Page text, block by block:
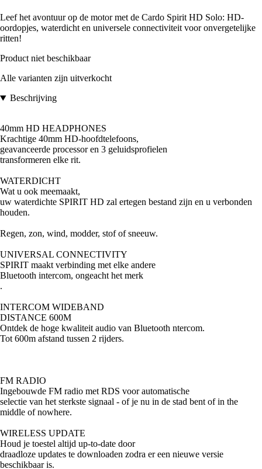
Leef het avontuur op de motor met de Cardo Spirit HD Solo: HD-
oordopjes, waterdicht en universele connectiviteit voor onvergetelijke
ritten!
Product niet beschikbaar
Alle varianten zijn uitverkocht
Beschrijving
40mm HD HEADPHONES
Krachtige 40mm HD-hoofdtelefoons,
geavanceerde processor en 3 geluidsprofielen
transformeren elke rit.
WATERDICHT
Wat u ook meemaakt,
uw waterdichte SPIRIT HD zal ertegen bestand zijn en u verbonden
houden.
Regen, zon, wind, modder, stof of sneeuw.
UNIVERSAL CONNECTIVITY
SPIRIT maakt verbinding met elke andere
Bluetooth intercom, ongeacht het merk
.
INTERCOM WIDEBAND
DISTANCE 600M
Ontdek de hoge kwaliteit audio van Bluetooth ntercom.
Tot 600m afstand tussen 2 rijders.
FM RADIO
Ingebouwde FM radio met RDS voor automatische
selectie van het sterkste signaal - of je nu in de stad bent of in the
middle of nowhere.
WIRELESS UPDATE
Houd je toestel altijd up-to-date door
draadloze updates te downloaden zodra er een nieuwe versie
beschikbaar is.